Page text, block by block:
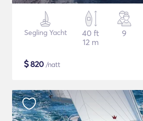
Segling Yacht
40 ft
12 m
9
$820 /natt